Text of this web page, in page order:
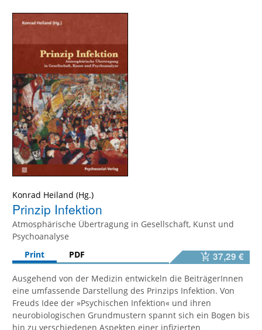
Konrad Heiland
Prinzip Infektion
Atmosphärische Übertragung in Gesellschaft, Kunst und
Psychoanalyse
Print
PDF 37,29 €
Ausgehend von der Medizin entwickeln die BeiträgerInnen
eine umfassende Darstellung des Prinzips Infektion. Von
Freuds Idee der »Psychischen Infektion« und ihren
neurobiologischen Grundmustern spannt sich ein Bogen bis
hin zu verschiedenen Aspekten einer infizierten